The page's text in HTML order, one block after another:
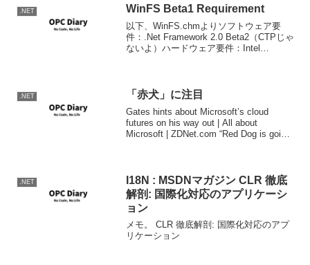
.NET WinFS Beta1 Requirement
以下、WinFS.chmよりソフトウェア要
件：.Net Framework 2.0 Beta2（CTPじゃ
ないよ）ハードウェア要件：Intel
.NET 「赤犬」に注目
Gates hints about Microsoft’s cloud
futures on his way out | All about
Microsoft | ZDNet.com “Red Dog is going
.NET
I18N : MSDNマガジン CLR 徹底
解剖: 国際化対応のアプリケーシ
ョン
メモ。 CLR 徹底解剖: 国際化対応のアプ
リケーション